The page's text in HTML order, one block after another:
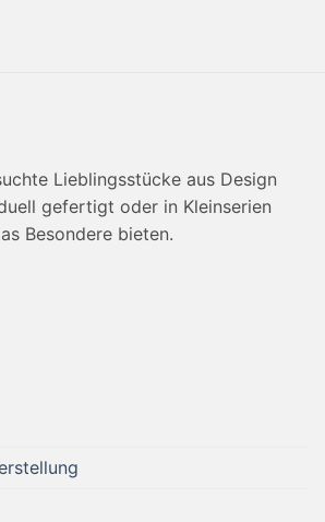
Lieblingsstücke aus Design
gefertigt oder in Kleinserien
Besondere bieten.